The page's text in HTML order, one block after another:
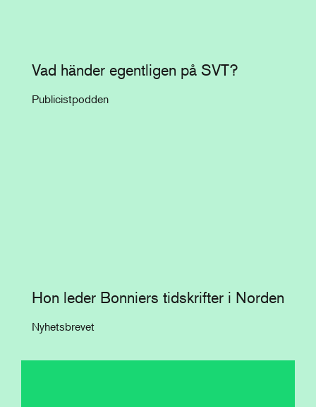
Vad händer egentligen på SVT?
Publicistpodden
Hon leder Bonniers tidskrifter i Norden
Nyhetsbrevet